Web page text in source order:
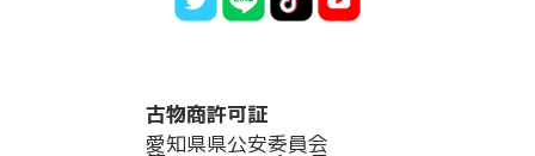
古物商許可証
愛知県県公安委員会